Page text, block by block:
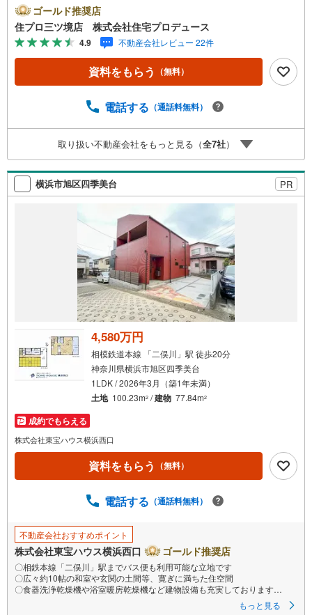
谷区・旭区・大和市に強い！ 住プロは、戸塚区・泉区・瀬
谷区・旭区・大和市の不動産売買専門会社です！最新物件
情報や当社限定の物件情報も多数ご用意！お気軽にお問合
せ下さい!! -------------- 弊社独自の住宅ローン提案システム
弊社ではファイナンシャル専門スタッフによる【丁寧な資
金アドバイス】【ファイナンシャルプラン提案書の作成】
年時の住宅ローン残高】【住宅購入者だけが加入できる無
ス】これから多くなる【教育費】住宅を買った後から始ま
る【住宅ローン返済】65歳以上から必要になる【老後の費
用負担】住宅探しの【このタイミング】で不安な部分を明
確にしていきませんか？？ --------------
ゴールド推奨店
住プロ三ツ境店 株式会社住宅プロデュース
4.9 不動産会社レビュー 22件
資料をもらう （無料）
電話する （通話料無料）
取り扱い不動産会社をもっと見る（全7社）
横浜市旭区四季美台 PR
4,580万円
相模鉄道本線 「二俣川」駅 徒歩20分
神奈川県横浜市旭区四季美台
1LDK / 2026年3月（築1年未満）
土地 100.23m2 /建物 77.84m2
成約でもらえる
株式会社東宝ハウス横浜西口
資料をもらう （無料）
電話する （通話料無料）
不動産会社おすすめポイント
株式会社東宝ハウス横浜西口 ゴールド推奨店
〇相鉄本線「二俣川」駅までバス便も利用可能な立地です
〇広々約10帖の和室や玄関の土間等、寛ぎに満ちた住空間
〇食器洗浄乾燥機や浴室暖房乾燥機など建物設備も充実しております
もっと見る